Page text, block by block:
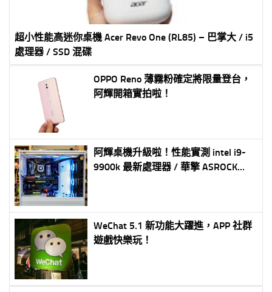
超小性能高迷你桌機 Acer Revo One (RL85) – 巴掌大 / i5
處理器 / SSD 混碟
OPPO Reno 薄霧粉確定將限量登台，
阿輝開箱實拍啦！
阿輝桌機升級啦！性能實測 intel i9-
9900k 最新處理器 / 華擎 ASROCK
（持續更新）
WeChat 5.1 新功能大躍進，APP 社群
遊戲快樂玩！